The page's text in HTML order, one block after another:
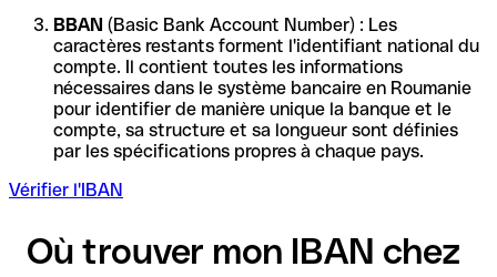
BBAN (Basic Bank Account Number) : Les
caractères restants forment l'identifiant national du
compte. Il contient toutes les informations
nécessaires dans le système bancaire en Roumanie
pour identifier de manière unique la banque et le
compte, sa structure et sa longueur sont définies
par les spécifications propres à chaque pays.
Vérifier l'IBAN
Où trouver mon IBAN chez